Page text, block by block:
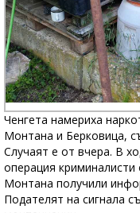
Ченгета намериха
Монтана и Берковица,
Случаят е от вчера. В
операция
Монтана получили
Подателят на сигнала